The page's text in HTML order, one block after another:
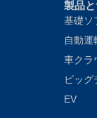
製品
基礎ソ
自動運
車クラ
ビッグ
EV